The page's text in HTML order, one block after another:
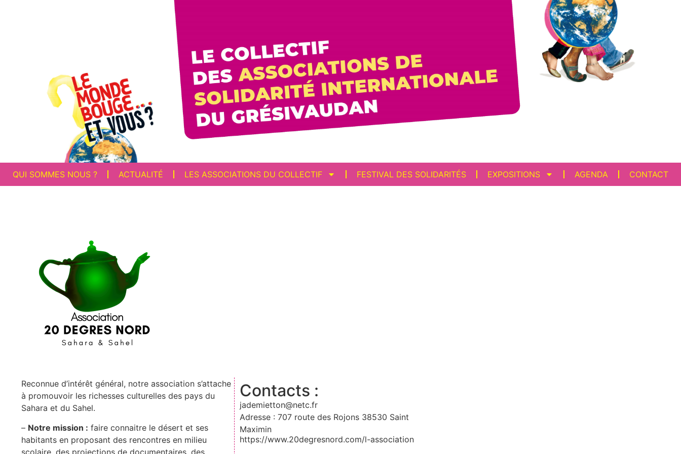
QUI SOMMES NOUS ? ACTUALITÉ LES ASSOCIATIONS DU COLLECTIF FESTIVAL DES SOLIDARITÉS EXPOSITIONS AGENDA CONTACT
Reconnue d’intérêt général, notre association s’attache
à promouvoir les richesses culturelles des pays du
Sahara et du Sahel.
– Notre mission : faire connaitre le désert et ses
habitants en proposant des rencontres en milieu
scolaire, des projections de documentaires, des
Contacts :
jademietton@netc.fr
Adresse : 707 route des Rojons 38530 Saint
Maximin
https://www.20degresnord.com/l-association